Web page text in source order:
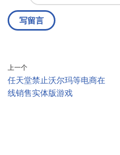
上一个
任天堂禁止沃尔玛等电商在
线销售实体版游戏